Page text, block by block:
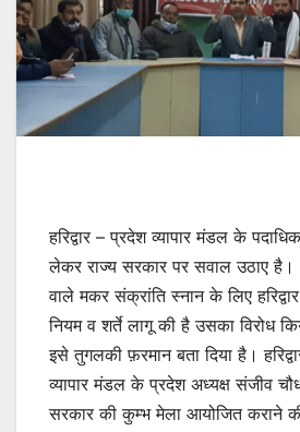
हरिद्वार – प्रदेश व्यापार मंडल के
लेकर राज्य सरकार पर सवाल उठाए है।
वाले मकर संक्रांति स्नान के लिए
नियम व शर्ते लागू की है उसका विरोध
इसे तुगलकी फ़रमान बता दिया है।
व्यापार मंडल के प्रदेश अध्यक्ष संजीव
सरकार की कुम्भ मेला आयोजित कराने